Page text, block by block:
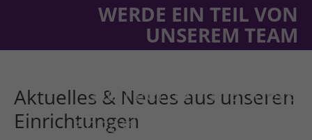
WERDE EIN TEIL VON
UNSEREM TEAM
sich gerne für andere
engagieren und Freude
Aktuelles & Neues aus unseren
Einrichtungen